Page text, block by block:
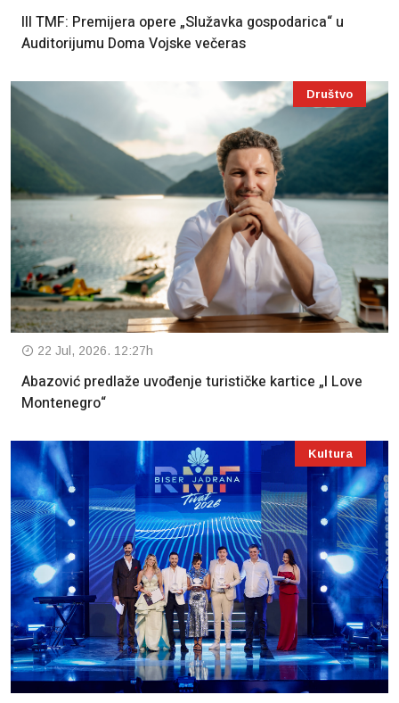
III TMF: Premijera opere „Služavka gospodarica“ u
Auditorijumu Doma Vojske večeras
Društvo
22 Jul, 2026. 12:27h
Abazović predlaže uvođenje turističke kartice „I Love
Montenegro“
Kultura